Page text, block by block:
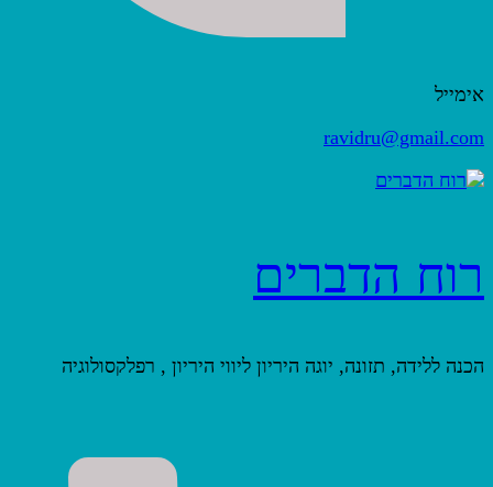
אימייל
ravidru@gmail.com
רוח הדברים
הכנה ללידה, תזונה, יוגה היריון ליווי היריון , רפלקסולוגיה